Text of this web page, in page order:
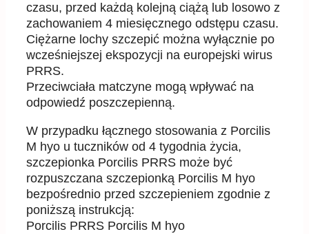
czasu, przed każdą kolejną ciążą lub losowo z
zachowaniem 4 miesięcznego odstępu czasu.
Ciężarne lochy szczepić można wyłącznie po
wcześniejszej ekspozycji na europejski wirus
PRRS.
Przeciwciała matczyne mogą wpływać na
odpowiedź poszczepienną.
W przypadku łącznego stosowania z Porcilis
M hyo u tuczników od 4 tygodnia życia,
szczepionka Porcilis PRRS może być
rozpuszczana szczepionką Porcilis M hyo
bezpośrednio przed szczepieniem zgodnie z
poniższą instrukcją:
Porcilis PRRS Porcilis M hyo